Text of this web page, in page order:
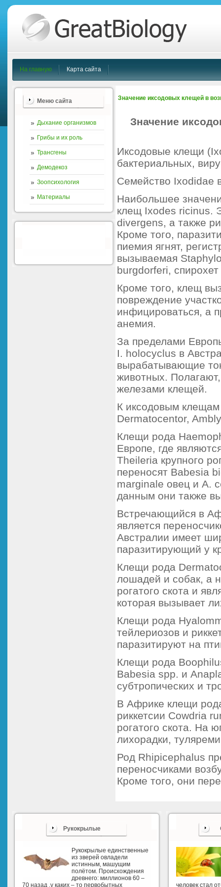
На главную Карта сайта
Значение иксодовых клещей в
Значение
Иксодовые клещи
бактериальных,
Семейство Ixodidae
Наибольшее
клещ Ixodes ricinus.
divergens, а также
Кроме того,
пиемия ягнят,
вызываемая
burgdorferi,
Кроме того, клещ
повреждение
инфицироваться, а
анемия.
За пределами
I. holocyclus в
вырабатывающие
животных.
железами клещей.
К иксодовым клещам
Dermatocentor,
Клещи рода
Европе, где
Theileria крупного
переносят Babesia
marginale овец и A.
данным они также
Встречающийся в
является
Австралии имеет
паразитирующий у
Клещи рода
лошадей и собак, а
рогатого скота и
которая вызывает
Клещи рода
тейлериозов и
паразитируют на
Клещи рода
Babesia spp. и
субтропических и
В Африке клещи
риккетсии Cowdria
рогатого скота. На
лихорадки,
Род Rhipicephalus
переносчиками
Кроме того, они
Меню сайта
Дыхание организмов
Грибы и их роль
Трансгены
Демодекоз
Зоопсихология
Материалы
Рукокрылые
Рукокрылые единственные
из зверей овладели
истинным, машущим
полётом. Происхождения
древнего: миллионов 60 –
70 назад ,у каких – то первобытных
человек стал